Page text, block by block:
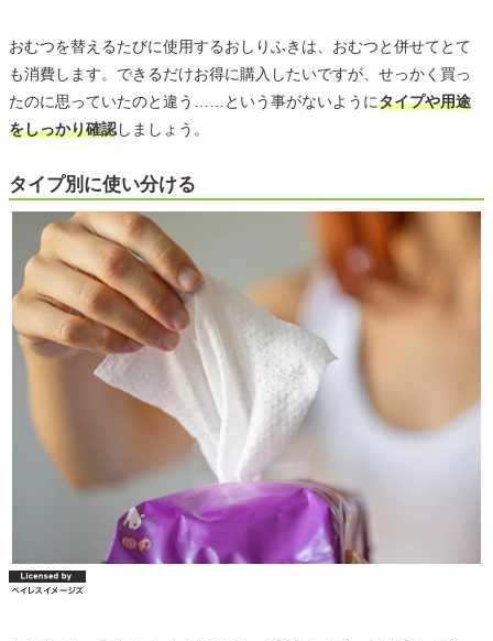
おむつを替えるたびに使用するおしりふきは、おむつと併せてとて
も消費します。できるだけお得に購入したいですが、せっかく買っ
たのに思っていたのと違う……という事がないようにタイプや用途
をしっかり確認しましょう。
タイプ別に使い分ける